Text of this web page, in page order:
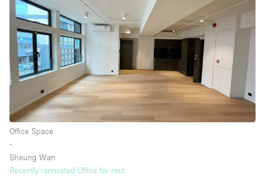
Office Space
∙
Sheung Wan
Recently renovated Office for rent